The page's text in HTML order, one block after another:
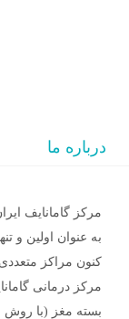
درباره ما
به عنوان اولین و
کنون مراکز
مرکز درمانی
بسته مغز (با روش